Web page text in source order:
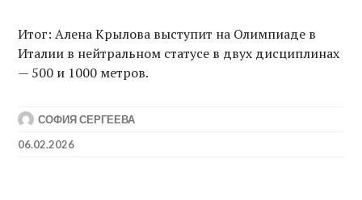
Итог: Алена Крылова выступит на Олимпиаде в
Италии в нейтральном статусе в двух дисциплинах
— 500 и 1000 метров.
СОФИЯ СЕРГЕЕВА
06.02.2026